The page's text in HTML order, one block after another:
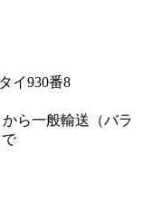
イ930番8
ら一般輸送（バラ